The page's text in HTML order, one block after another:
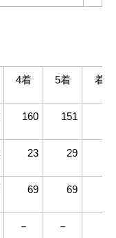
4着 5着 着外
160 151
23 29
69 69
－ －